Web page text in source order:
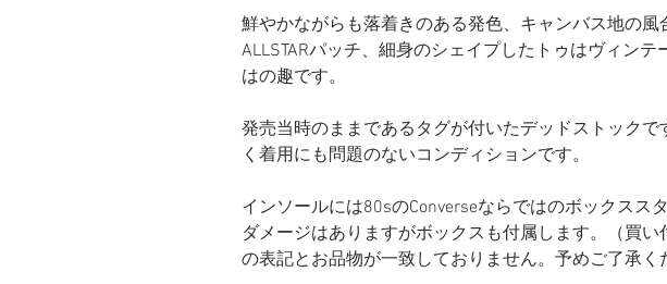
鮮やかながらも落着きのある発色、キャンバス地の風
ALLSTARパッチ、細身のシェイプしたトゥはヴィン
はの趣です。
発売当時のままであるタグが付いたデッドストックで
く着用にも問題のないコンディションです。
インソールには80sのConverseならではのボックスス
ダメージはありますがボックスも付属します。（買い
の表記とお品物が一致しておりません。予めご了承く